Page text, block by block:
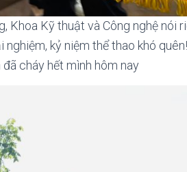
Khoa Kỹ thuật và Công nghệ nói
kỷ niệm thể thao khó
cháy hết mình hôm nay